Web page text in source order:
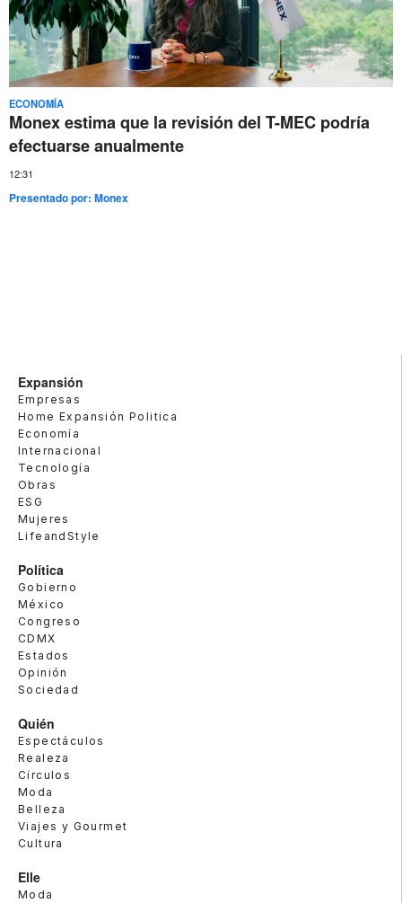
ECONOMÍA
Monex estima que la revisión del T-MEC podría
efectuarse anualmente
12:31
Presentado por:Monex
Expansión
Empresas
Home Expansión Politica
Economía
Internacional
Tecnología
Obras
ESG
Mujeres
LifeandStyle
Política
Gobierno
México
Congreso
CDMX
Estados
Opinión
Sociedad
Quién
Espectáculos
Realeza
Círculos
Moda
Belleza
Viajes y Gourmet
Cultura
Elle
Moda